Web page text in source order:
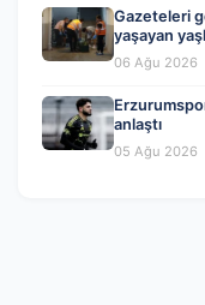
Gazeteleri
yaşayan
06 Ağu 2026
anlaştı
05 Ağu 2026